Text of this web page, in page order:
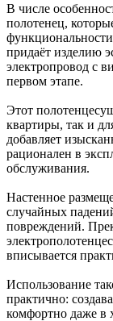
В числе
полотенец,
придаёт изделию
электропровод с
первом этапе.
Этот
квартиры, так и
добавляет
рационален в
обслуживания.
Настенное
случайных
повреждений.
вписывается
Использование
практично:
комфортно даже в